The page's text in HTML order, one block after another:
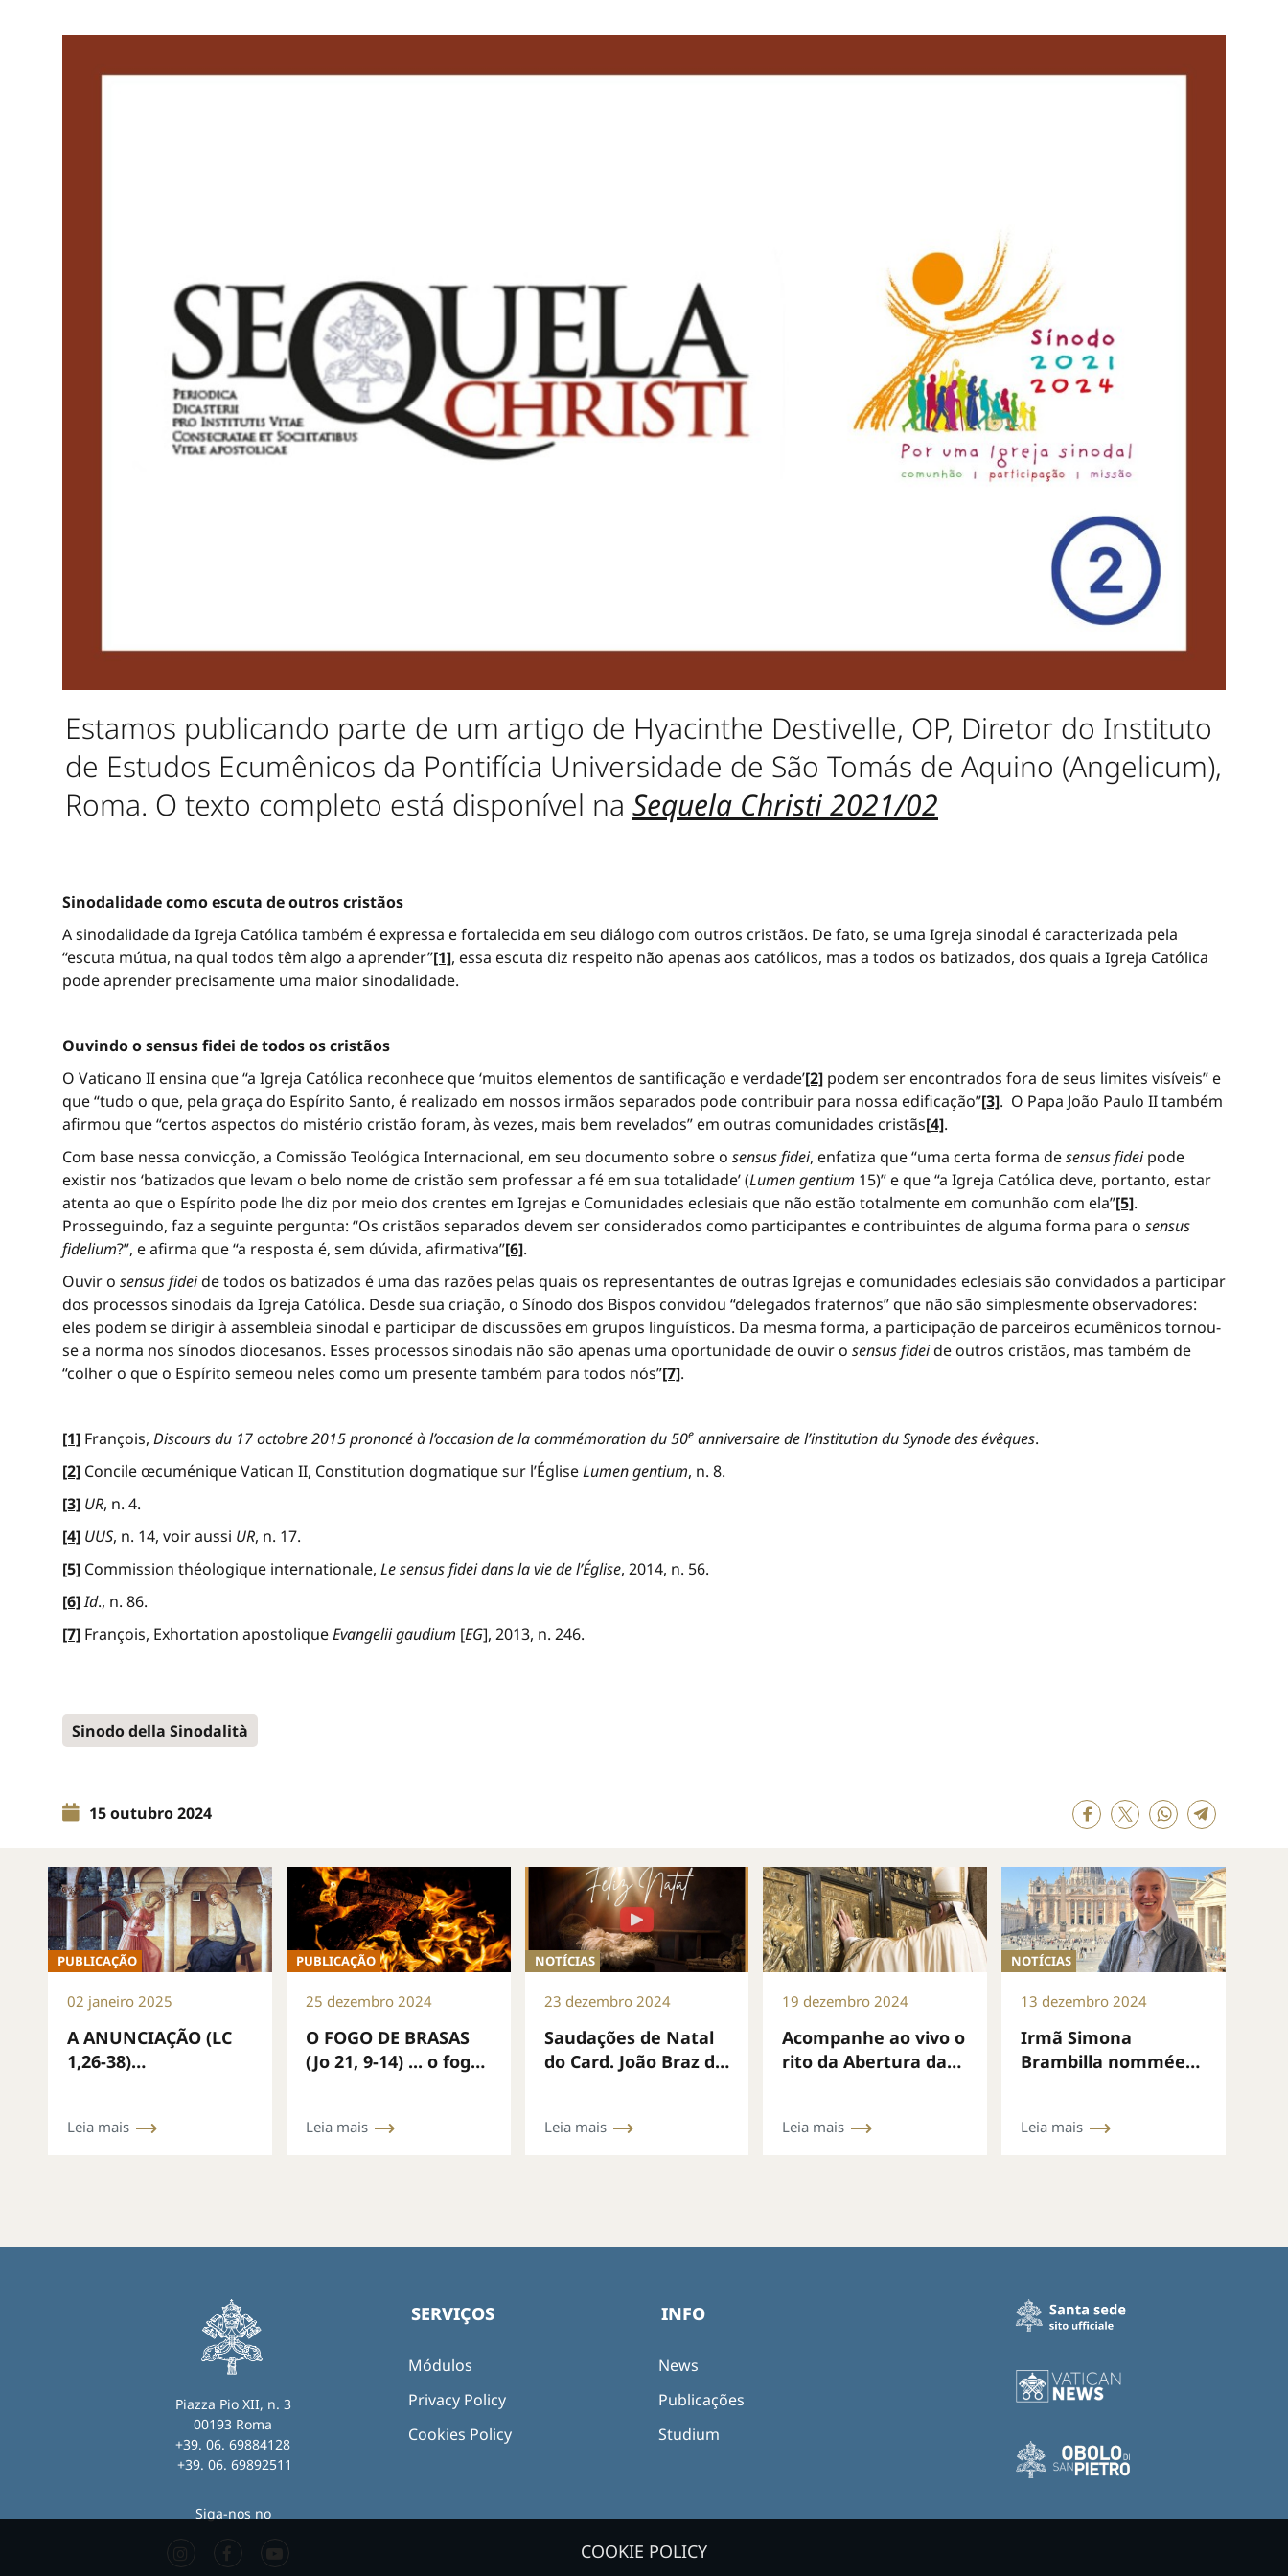
Estamos publicando parte de um artigo de Hyacinthe Destivelle, OP, Diretor do Instituto
de Estudos Ecumênicos da Pontifícia Universidade de São Tomás de Aquino (Angelicum),
Roma. O texto completo está disponível na Sequela Christi 2021/02
Sinodalidade como escuta de outros cristãos
A sinodalidade da Igreja Católica também é expressa e fortalecida em seu diálogo com outros cristãos. De fato, se uma Igreja sinodal é caracterizada pela
“escuta mútua, na qual todos têm algo a aprender”[1], essa escuta diz respeito não apenas aos católicos, mas a todos os batizados, dos quais a Igreja Católica
pode aprender precisamente uma maior sinodalidade.
Ouvindo o sensus fidei de todos os cristãos
O Vaticano II ensina que “a Igreja Católica reconhece que ‘muitos elementos de santificação e verdade’[2] podem ser encontrados fora de seus limites visíveis” e
que “tudo o que, pela graça do Espírito Santo, é realizado em nossos irmãos separados pode contribuir para nossa edificação”[3]. O Papa João Paulo II também
afirmou que “certos aspectos do mistério cristão foram, às vezes, mais bem revelados” em outras comunidades cristãs[4].
Com base nessa convicção, a Comissão Teológica Internacional, em seu documento sobre o sensus fidei, enfatiza que “uma certa forma desensus fideipode
existir nos ‘batizados que levam o belo nome de cristão sem professar a fé em sua totalidade’ (Lumen gentium 15)” e que “a Igreja Católica deve, portanto, estar
atenta ao que o Espírito pode lhe diz por meio dos crentes em Igrejas e Comunidades eclesiais que não estão totalmente em comunhão com ela”[5].
Prosseguindo, faz a seguinte pergunta: “Os cristãos separados devem ser considerados como participantes e contribuintes de alguma forma para o sensus
fidelium?”, e afirma que “a resposta é, sem dúvida, afirmativa”[6].
Ouvir o sensus fideide todos os batizados é uma das razões pelas quais os representantes de outras Igrejas e comunidades eclesiais são convidados a participar
dos processos sinodais da Igreja Católica. Desde sua criação, o Sínodo dos Bispos convidou “delegados fraternos” que não são simplesmente observadores:
eles podem se dirigir à assembleia sinodal e participar de discussões em grupos linguísticos. Da mesma forma, a participação de parceiros ecumênicos tornou-
se a norma nos sínodos diocesanos. Esses processos sinodais não são apenas uma oportunidade de ouvir o sensus fideide outros cristãos, mas também de
“colher o que o Espírito semeou neles como um presente também para todos nós”[7].
[1] François, Discours du 17 octobre 2015 prononcé à l’occasion de la commémoration du 50e anniversaire de l’institution du Synode des évêques.
[2] Concile œcuménique Vatican II, Constitution dogmatique sur l’ÉgliseLumen gentium, n. 8.
[3] UR, n. 4.
[4] UUS, n. 14, voir aussi UR, n. 17.
[5] Commission théologique internationale, Le sensus fidei dans la vie de l’Église, 2014, n. 56.
[6]Id., n. 86.
[7] François, Exhortation apostoliqueEvangelii gaudium [EG], 2013, n. 246.
Sinodo della Sinodalità
15 outubro 2024
PUBLICAÇÃO
02 janeiro 2025
A ANUNCIAÇÃO (LC
1,26-38)
Leia mais
PUBLICAÇÃO
25 dezembro 2024
O FOGO DE BRASAS
(Jo 21, 9-14) ... o fogo
Leia mais
NOTÍCIAS
23 dezembro 2024
Saudações de Natal
do Card. João Braz de
Leia mais
19 dezembro 2024
Acompanhe ao vivo o
rito da Abertura da
Pedro no dia 24 de
Leia mais
NOTÍCIAS
13 dezembro 2024
Irmã Simona
Brambilla nommée
da Secretaria Geral
Leia mais
Piazza Pio XII, n. 3
00193 Roma
+39. 06. 69884128
+39. 06. 69892511
Siga-nos no
SERVIÇOS
Módulos
Privacy Policy
Cookies Policy
INFO
News
Publicações
Studium
COOKIE POLICY